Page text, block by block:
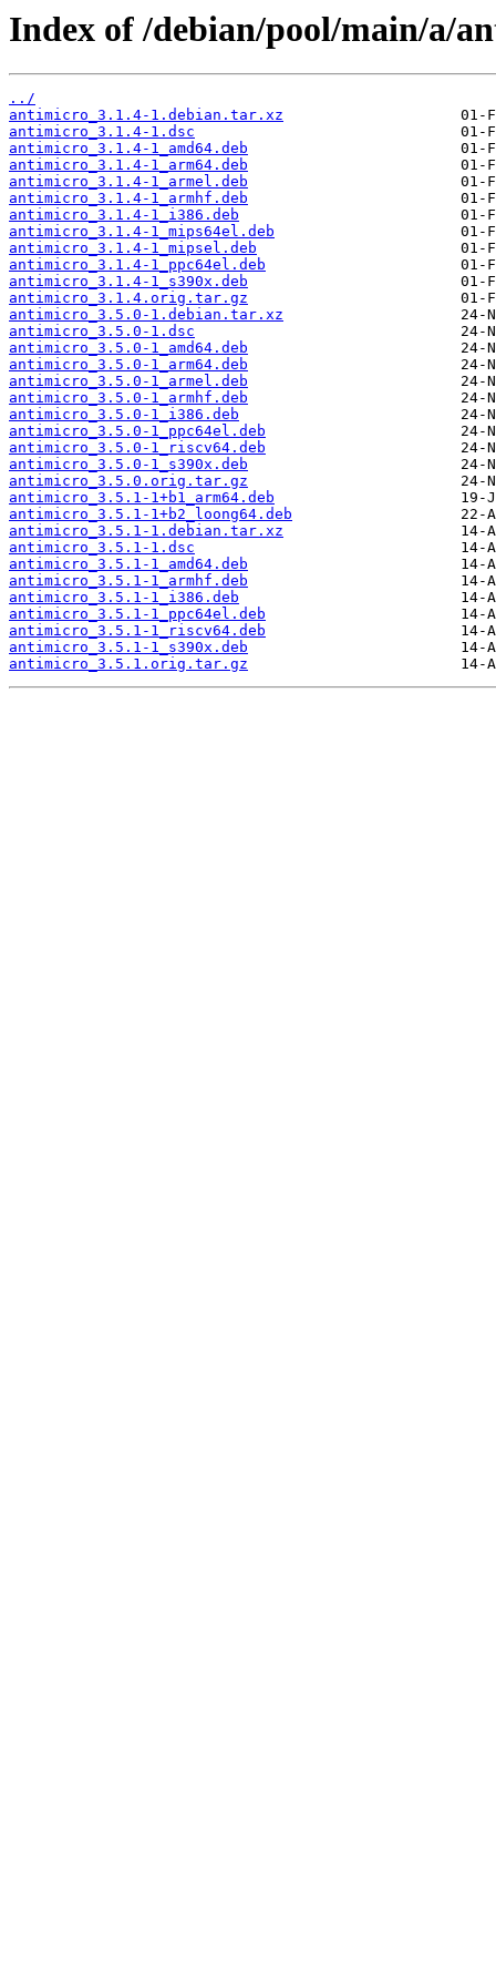
Index of /debian/pool/main/a/
../
antimicro_3.1.4-1.debian.tar.xz
antimicro_3.1.4-1.dsc
antimicro_3.1.4-1_amd64.deb
antimicro_3.1.4-1_arm64.deb
antimicro_3.1.4-1_armel.deb
antimicro_3.1.4-1_armhf.deb
antimicro_3.1.4-1_i386.deb
antimicro_3.1.4-1_mips64el.deb
antimicro_3.1.4-1_mipsel.deb
antimicro_3.1.4-1_ppc64el.deb
antimicro_3.1.4-1_s390x.deb
antimicro_3.1.4.orig.tar.gz
antimicro_3.5.0-1.debian.tar.xz
antimicro_3.5.0-1.dsc
antimicro_3.5.0-1_amd64.deb
antimicro_3.5.0-1_arm64.deb
antimicro_3.5.0-1_armel.deb
antimicro_3.5.0-1_armhf.deb
antimicro_3.5.0-1_i386.deb
antimicro_3.5.0-1_ppc64el.deb
antimicro_3.5.0-1_riscv64.deb
antimicro_3.5.0-1_s390x.deb
antimicro_3.5.0.orig.tar.gz
antimicro_3.5.1-1+b1_arm64.deb
antimicro_3.5.1-1+b2_loong64.deb
antimicro_3.5.1-1.debian.tar.xz
antimicro_3.5.1-1.dsc
antimicro_3.5.1-1_amd64.deb
antimicro_3.5.1-1_armhf.deb
antimicro_3.5.1-1_i386.deb
antimicro_3.5.1-1_ppc64el.deb
antimicro_3.5.1-1_riscv64.deb
antimicro_3.5.1-1_s390x.deb
antimicro_3.5.1.orig.tar.gz